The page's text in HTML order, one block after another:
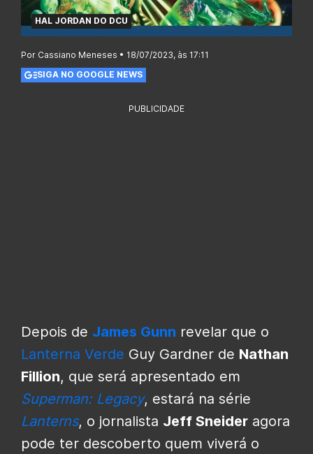
HAL JORDAN DO DCU
Por Cassiano Meneses • 18/07/2023, às 17:11
SIGA NO GOOGLE NEWS
PUBLICIDADE
Depois de James Gunn revelar que o
Lanterna Verde Guy Gardner de Nathan
Fillion, que será apresentado em
Superman: Legacy, estará na série
Lanterns, o jornalista Jeff Sneider agora
pode ter descoberto quem viverá o